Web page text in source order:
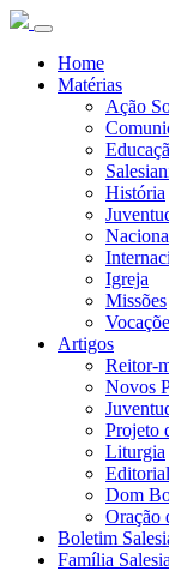
Home
Matérias
Ação
História
Igreja
Missões
Artigos
Reitor-
Novos
Projeto
Liturgia
Editorial
Dom
Oração
Boletim
Família